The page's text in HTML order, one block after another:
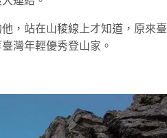
，站在山稜線上才知道，原來臺
灣年輕優秀登山家。